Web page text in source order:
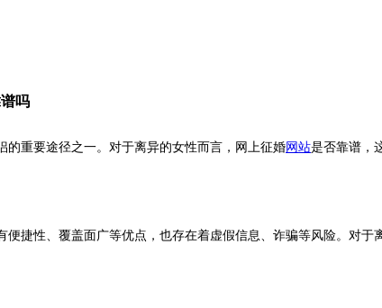
吗
的重要途径之一。对于离异的女性而言，网上征婚网站是否靠谱，
捷性、覆盖面广等优点，也存在着虚假信息、诈骗等风险。对于